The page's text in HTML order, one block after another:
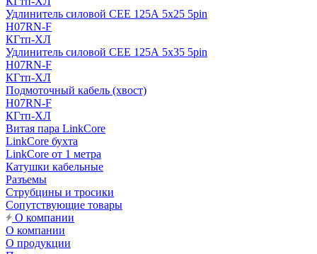
Удлинитель силовой CEE 125А 5x25 5pin
H07RN-F
КГтп-ХЛ
Удлинитель силовой CEE 125А 5x35 5pin
H07RN-F
КГтп-ХЛ
Подмоточный кабель (хвост)
H07RN-F
КГтп-ХЛ
Витая пара LinkCore
LinkCore бухта
LinkCore от 1 метра
Катушки кабельные
Разъемы
Струбцины и тросики
Сопутствующие товары
О компании
О компании
О продукции